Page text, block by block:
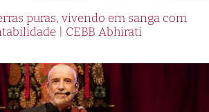
puras, vivendo em sanga com
| CEBB Abhirati